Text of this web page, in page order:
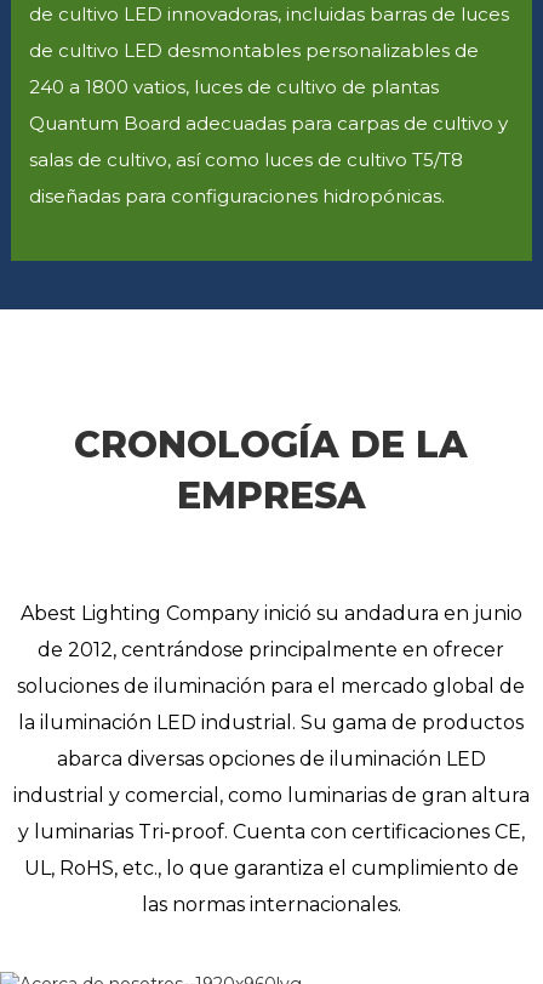
de cultivo LED innovadoras, incluidas barras de luces
de cultivo LED desmontables personalizables de
240 a 1800 vatios, luces de cultivo de plantas
Quantum Board adecuadas para carpas de cultivo y
salas de cultivo, así como luces de cultivo T5/T8
diseñadas para configuraciones hidropónicas.
CRONOLOGÍA DE LA
EMPRESA
Abest Lighting Company inició su andadura en junio
de 2012, centrándose principalmente en ofrecer
soluciones de iluminación para el mercado global de
la iluminación LED industrial. Su gama de productos
abarca diversas opciones de iluminación LED
industrial y comercial, como luminarias de gran altura
y luminarias Tri-proof. Cuenta con certificaciones CE,
UL, RoHS, etc., lo que garantiza el cumplimiento de
las normas internacionales.